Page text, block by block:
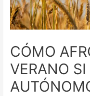
CÓMO
VERANO SI